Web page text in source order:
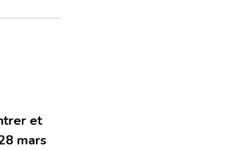
et
mars